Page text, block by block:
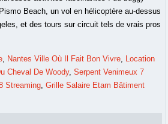
, Nantes Ville Où Il Fait Bon Vivre, Location
Cheval De Woody,Serpent Venimeux 7
Streaming,Grille Salaire Etam Bâtiment